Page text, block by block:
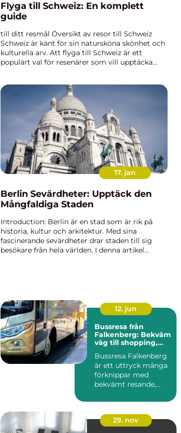
Flyga till Schweiz: En komplett
guide
till ditt resmål Översikt av resor till Schweiz
Schweiz är känt för sin natursköna skönhet och
kulturella arv. Att flyga till Schweiz är ett
populärt val för resenärer som vill upptäcka
17. jan
Berlin Sevärdheter: Upptäck den
Mångfaldiga Staden
Introduction: Berlin är en stad som är rik på
historia, kultur och arkitektur. Med sina
fascinerande sevärdheter drar staden till sig
besökare från hela världen. I denna artikel
12. jun
Bussresa från
Falkenberg: Bekväm
väg till shopping,
gemenskap
Bussresa Falkenberg
är ett uttryck många
förknippar med
bekvämt resande,
29. nov